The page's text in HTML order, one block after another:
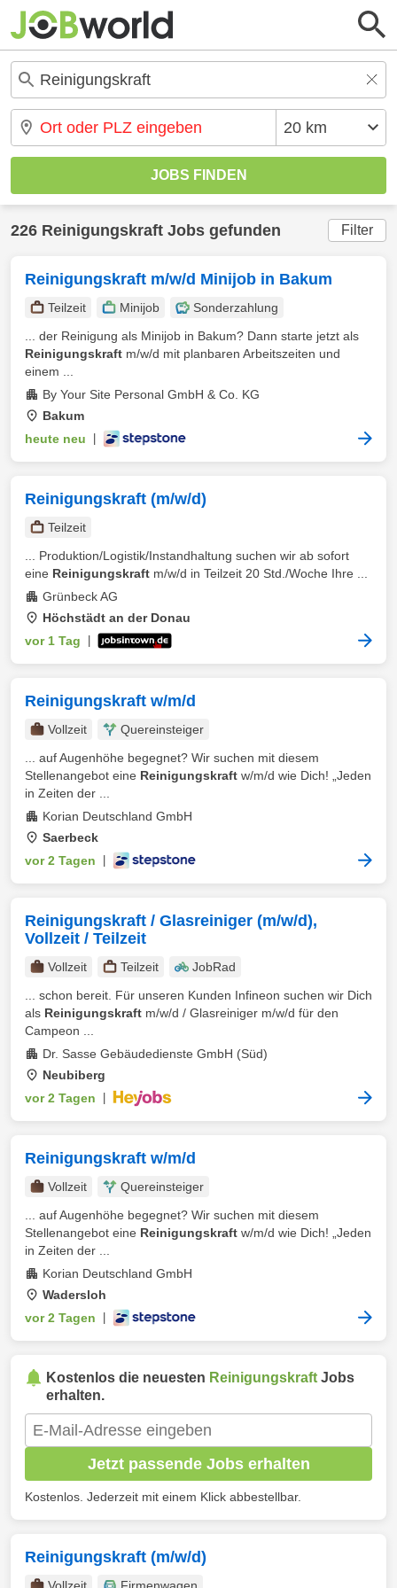
226 Reinigungskraft Jobs gefunden Filter
Reinigungskraft m/w/d Minijob in Bakum
Teilzeit Minijob
Sonderzahlung
... der Reinigung als Minijob in Bakum? Dann starte jetzt als
Reinigungskraft m/w/d mit planbaren Arbeitszeiten und
einem ...
By Your Site Personal GmbH & Co. KG
Bakum
heute neu
Reinigungskraft (m/w/d)
Teilzeit
... Produktion/Logistik/Instandhaltung suchen wir ab sofort
eine Reinigungskraft m/w/d in Teilzeit 20 Std./Woche Ihre ...
Grünbeck AG
Höchstädt an der Donau
vor 1 Tag
Reinigungskraft w/m/d
Vollzeit
Quereinsteiger
... auf Augenhöhe begegnet? Wir suchen mit diesem
Stellenangebot eine Reinigungskraft w/m/d wie Dich! „Jeden
in Zeiten der ...
Korian Deutschland GmbH
Saerbeck
vor 2 Tagen
Reinigungskraft / Glasreiniger (m/w/d),
Vollzeit / Teilzeit
Vollzeit Teilzeit
JobRad
... schon bereit. Für unseren Kunden Infineon suchen wir Dich
als Reinigungskraft m/w/d / Glasreiniger m/w/d für den
Campeon ...
Dr. Sasse Gebäudedienste GmbH (Süd)
Neubiberg
vor 2 Tagen
Reinigungskraft w/m/d
Vollzeit
Quereinsteiger
... auf Augenhöhe begegnet? Wir suchen mit diesem
Stellenangebot eine Reinigungskraft w/m/d wie Dich! „Jeden
in Zeiten der ...
Korian Deutschland GmbH
Wadersloh
vor 2 Tagen
Kostenlos die neuesten Reinigungskraft Jobs
erhalten.
Jetzt passende Jobs erhalten
Kostenlos. Jederzeit mit einem Klick abbestellbar.
Reinigungskraft (m/w/d)